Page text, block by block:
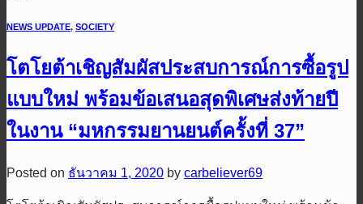
NEWS UPDATE, SOCIETY
โตโยต้าเชิญสัมผัสประสบการณ์การซื้อรูป
แบบใหม่ พร้อมข้อเสนอสุดพิเศษส่งท้ายปี
ในงาน “มหกรรมยานยนต์ครั้งที่ 37”
Posted on ธันวาคม 1, 2020 by carbeliever69